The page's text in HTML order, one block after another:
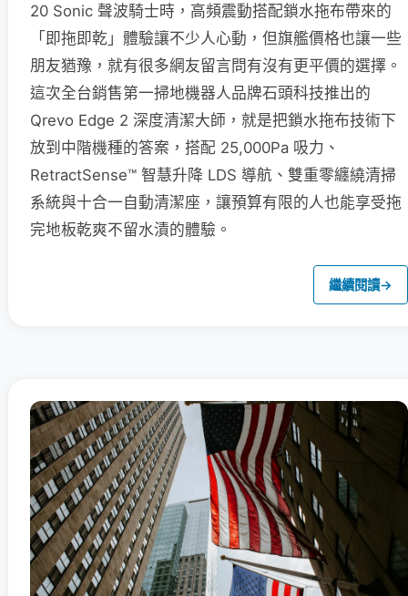
20 Sonic 聲波騎士時，高頻震動搭配鎖水拖布帶來的
「即拖即乾」體驗讓不少人心動，但旗艦價格也讓一些
朋友猶豫，就有很多網友留言問有沒有更平價的選擇。
這次全台銷售第一掃地機器人品牌石頭科技推出的
Qrevo Edge 2 深度清潔大師，就是把鎖水拖布技術下
放到中階機種的答案，搭配 25,000Pa 吸力、
RetractSense™ 智慧升降 LDS 導航、雙重零纏繞清掃
系統與十合一自動清潔座，讓預算有限的人也能享受拖
完地板乾爽不留水漬的體驗。
繼續閱讀→